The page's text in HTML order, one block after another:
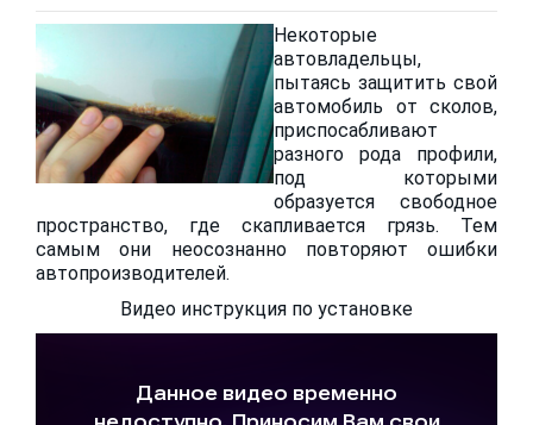
Некоторые
автовладельцы,
пытаясь защитить свой
автомобиль от сколов,
приспосабливают
разного рода профили,
под которыми
образуется свободное
пространство, где скапливается грязь. Тем
самым они неосознанно повторяют ошибки
автопроизводителей.
Видео инструкция по установке